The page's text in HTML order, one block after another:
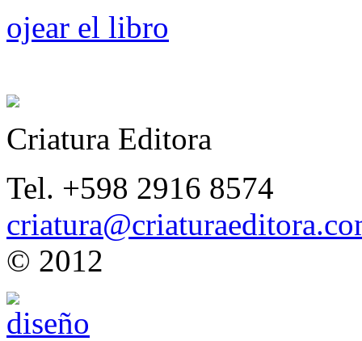
ojear el libro
Criatura Editora
Tel. +598 2916 8574
© 2012